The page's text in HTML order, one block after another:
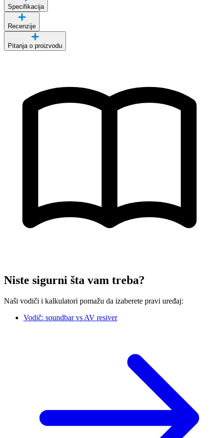
Specifikacija
Recenzije
Pitanja o proizvodu
Niste sigurni šta vam treba?
Naši vodiči i kalkulatori pomažu da izaberete pravi uređaj:
Vodič: soundbar vs AV resiver